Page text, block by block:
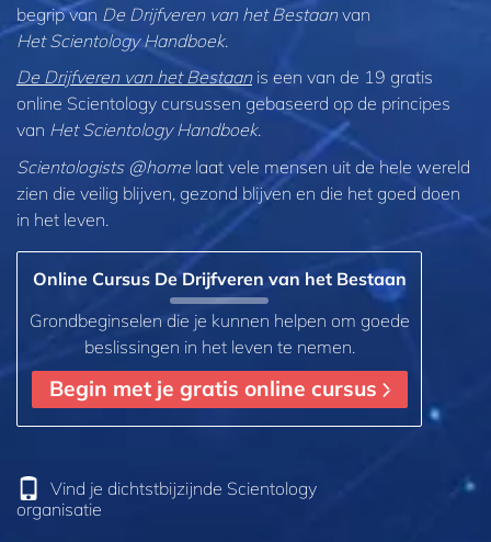
begrip van De Drijfveren van het Bestaanvan
Het Scientology Handboek.
De Drijfveren van het Bestaanis een van de 19 gratis
online Scientology cursussen gebaseerd op de principes
van Het Scientology Handboek.
Scientologists @home laat vele mensen uit de hele wereld
zien die veilig blijven, gezond blijven en die het goed doen
in het leven.
Online Cursus De Drijfveren van het Bestaan
Grondbeginselen die je kunnen helpen om goede
beslissingen in het leven te nemen.
Begin met je gratis online cursus
Vind je dichtstbijzijnde Scientology
organisatie